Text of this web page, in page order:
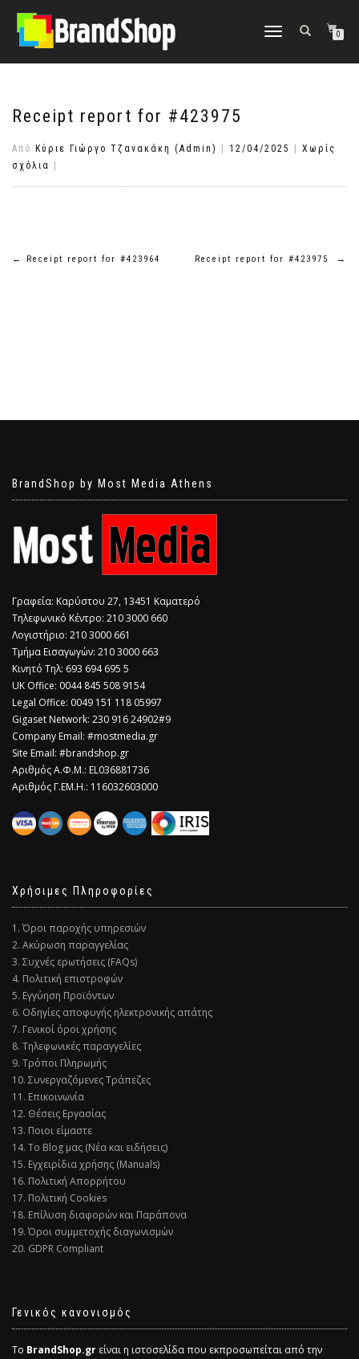
περιεχόμενο
Εναλλαγή
0
Receipt report for #423975
Από Κύριε Γιώργο Τζανακάκη (Admin) 12/04/2025
Χωρίς
σχόλια
Πλοήγηση
← Receipt report for #423964 Receipt report for #423975 →
BrandShop by Most Media Athens
Γραφεία: Καρύστου 27, 13451 Καματερό
Τηλεφωνικό Κέντρο: 210 3000 660
Λογιστήριο: 210 3000 661
Τμήμα Εισαγωγών: 210 3000 663
Κινητό Τηλ: 693 694 695 5
​UK Office: 0044 845 508 9154
Legal Office: 0049 151 118 05997
Gigaset Network: 230 916 24902#9
Company Email: #mostmedia.gr
Site Email: #brandshop.gr
Αριθμός Α.Φ.Μ.: EL036881736
Αριθμός Γ.ΕΜ.Η.: 116032603000
Χρήσιμες Πληροφορίες
1. Όροι παροχής υπηρεσιών
2. Ακύρωση παραγγελίας
3. Συχνές ερωτήσεις (FAQs)
4. Πολιτική επιστροφών
5. Εγγύηση Προϊόντων
6. Οδηγίες αποφυγής ηλεκτρονικής απάτης
7. Γενικοί όροι χρήσης
8. Τηλεφωνικές παραγγελίες
9. Τρόποι Πληρωμής
10. Συνεργαζόμενες Τράπεζες
11. Επικοινωνία
12. Θέσεις Εργασίας
13. Ποιοι είμαστε
14. Το Blog μας (Νέα και ειδήσεις)
15. Εγχειρίδια χρήσης (Manuals)
16. Πολιτική Απορρήτου
17. Πολιτική Cookies
18. Επίλυση διαφορών και Παράπονα
19. Όροι συμμετοχής διαγωνισμών
20. GDPR Compliant
Γενικός κανονισμός
Το BrandShop.gr είναι η ιστοσελίδα που εκπροσωπείται από την